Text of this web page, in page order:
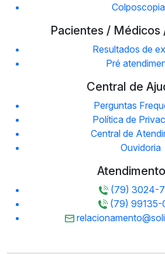
Pacientes / Médicos
Resultados de
Pré
Central de
Perguntas
Política de
Central de
Ouvidoria
Atendimento
(79) 3024-
(79) 99135-